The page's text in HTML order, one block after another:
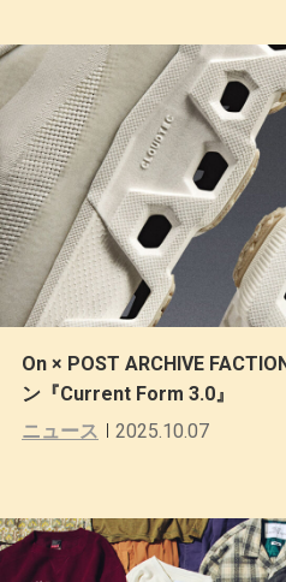
On × POST ARCHIVE
ン『Current Form 3.0』
ニュース
2025.10.07